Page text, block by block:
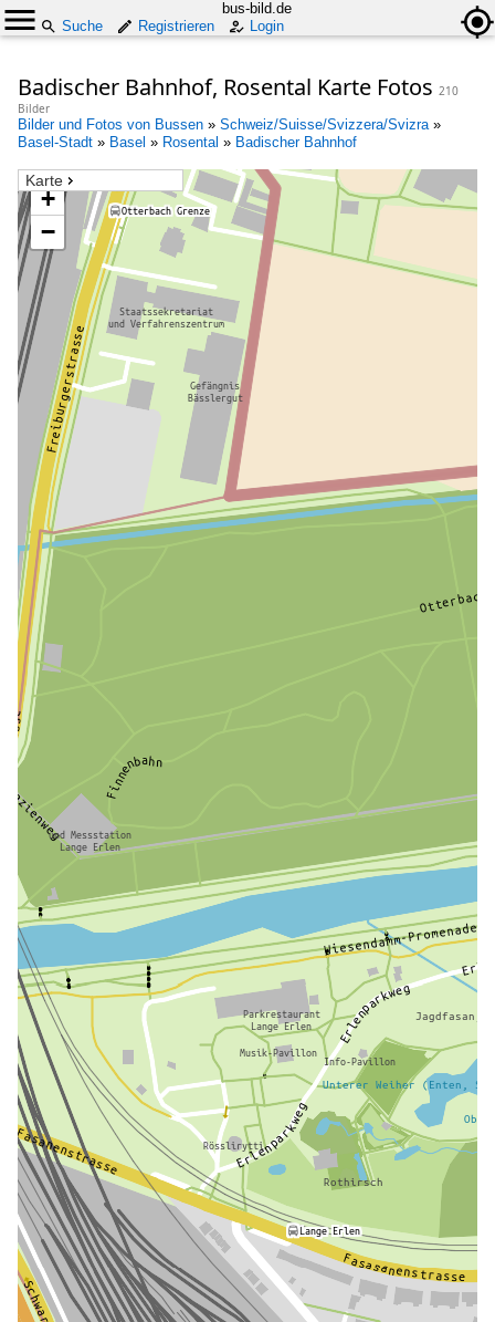
bus-bild.de
Suche
Registrieren Login
Badischer Bahnhof, Rosental Karte Fotos 210
Bilder
Bilder und Fotos von Bussen » Schweiz/Suisse/Svizzera/Svizra»
Basel-Stadt » Basel » Rosental » Badischer Bahnhof
Karte
+
−